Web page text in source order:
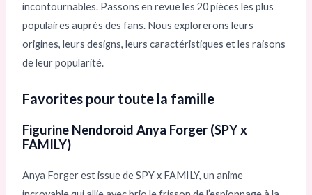
incontournables. Passons en revue les 20 pièces les plus
populaires auprès des fans. Nous explorerons leurs
origines, leurs designs, leurs caractéristiques et les raisons
de leur popularité.
Favorites pour toute la famille
Figurine Nendoroid Anya Forger (SPY x
FAMILY)
Anya Forger est issue de SPY x FAMILY, un anime